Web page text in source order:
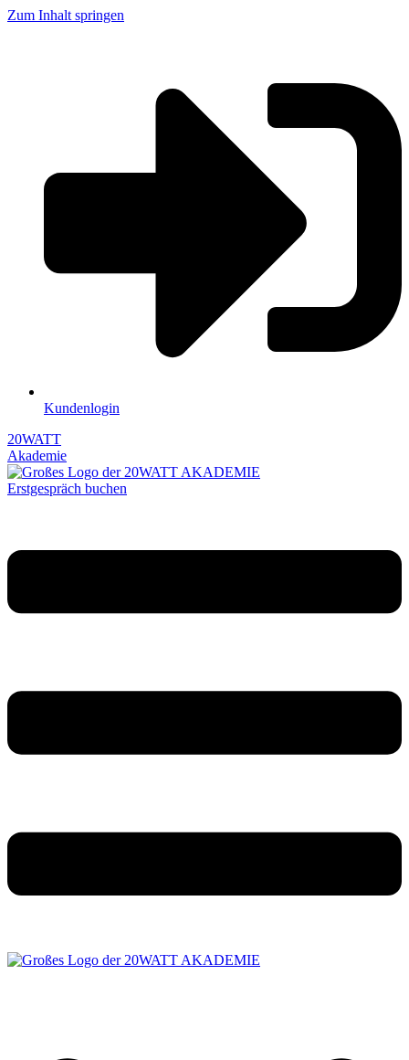
Zum Inhalt springen
Kundenlogin
20WATT
Akademie
Erstgespräch buchen